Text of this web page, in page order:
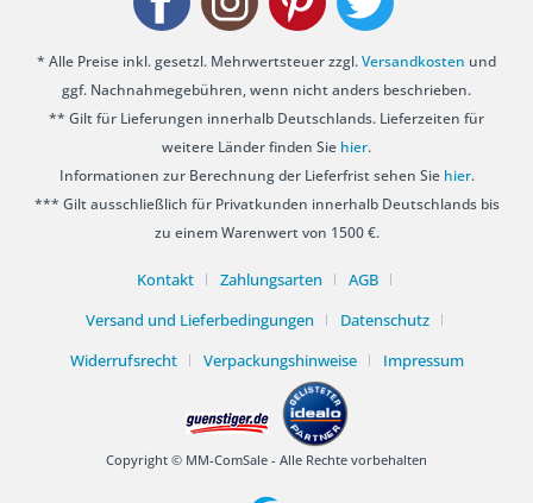
* Alle Preise inkl. gesetzl. Mehrwertsteuer zzgl.Versandkosten und
ggf. Nachnahmegebühren, wenn nicht anders beschrieben.
** Gilt für Lieferungen innerhalb Deutschlands. Lieferzeiten für
weitere Länder finden Sie hier.
Informationen zur Berechnung der Lieferfrist sehen Sie hier.
*** Gilt ausschließlich für Privatkunden innerhalb Deutschlands bis
zu einem Warenwert von 1500 €.
Kontakt Zahlungsarten
AGB
Versand und Lieferbedingungen
Datenschutz
Widerrufsrecht
Verpackungshinweise Impressum
Copyright © MM-ComSale - Alle Rechte vorbehalten